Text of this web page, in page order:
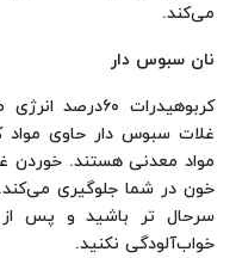
می‌کند.
نان سبوس دار
کربوهیدرات
غلات سبوس دار حاوی مواد
مواد معدنی هستند. خوردن
خون در شما جلوگیری
سرحال تر باشید و پس
خواب‌آلودگی نکنید.